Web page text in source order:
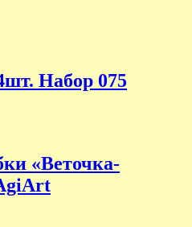
Набор 075
«Веточка-